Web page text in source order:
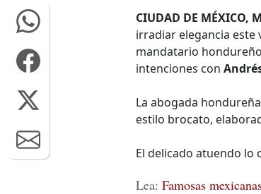
CIUDAD DE MÉXICO,
irradiar elegancia este
mandatario
intenciones con
La abogada
estilo brocato,
El delicado atuendo lo
Lea: Famosas